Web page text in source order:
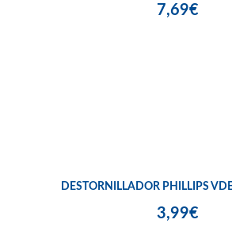
7,69€
DESTORNILLADOR PHILLIPS
3,99€